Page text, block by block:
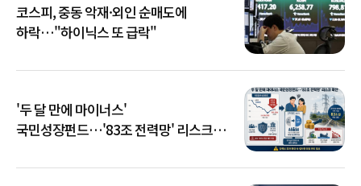
코스피, 중동 악재·외인 순매도에
하락…"하이닉스 또 급락"
'두 달 만에 마이너스'
국민성장펀드…'83조 전력망' 리스크